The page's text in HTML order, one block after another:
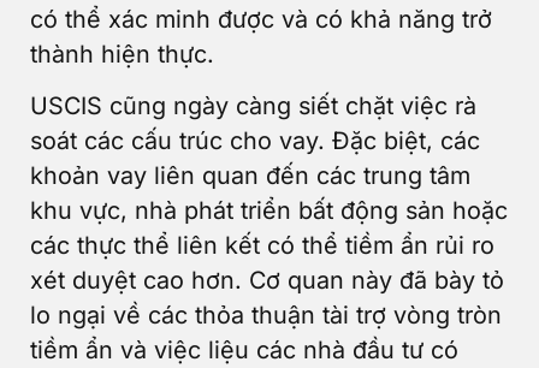
có thể xác minh được và có khả năng trở
thành hiện thực.
USCIS cũng ngày càng siết chặt việc rà
soát các cấu trúc cho vay. Đặc biệt, các
khoản vay liên quan đến các trung tâm
khu vực, nhà phát triển bất động sản hoặc
các thực thể liên kết có thể tiềm ẩn rủi ro
xét duyệt cao hơn. Cơ quan này đã bày tỏ
lo ngại về các thỏa thuận tài trợ vòng tròn
tiềm ẩn và việc liệu các nhà đầu tư có